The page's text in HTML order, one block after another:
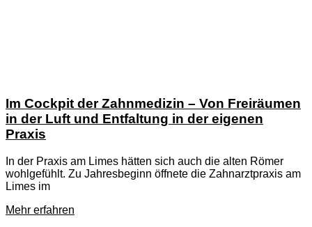
Im Cockpit der Zahnmedizin – Von Freiräumen
in der Luft und Entfaltung in der eigenen
Praxis
In der Praxis am Limes hätten sich auch die alten Römer
wohlgefühlt. Zu Jahresbeginn öffnete die Zahnarztpraxis am
Limes im
Mehr erfahren